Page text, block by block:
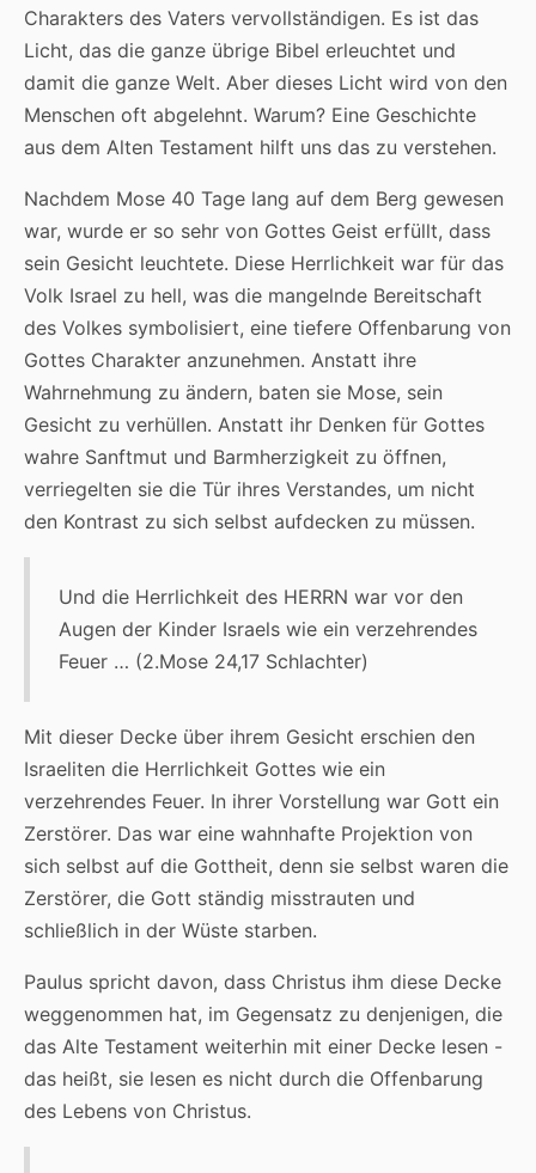
Charakters des Vaters vervollständigen. Es ist das
Licht, das die ganze übrige Bibel erleuchtet und
damit die ganze Welt. Aber dieses Licht wird von den
Menschen oft abgelehnt. Warum? Eine Geschichte
aus dem Alten Testament hilft uns das zu verstehen.
Nachdem Mose 40 Tage lang auf dem Berg gewesen
war, wurde er so sehr von Gottes Geist erfüllt, dass
sein Gesicht leuchtete. Diese Herrlichkeit war für das
Volk Israel zu hell, was die mangelnde Bereitschaft
des Volkes symbolisiert, eine tiefere Offenbarung von
Gottes Charakter anzunehmen. Anstatt ihre
Wahrnehmung zu ändern, baten sie Mose, sein
Gesicht zu verhüllen. Anstatt ihr Denken für Gottes
wahre Sanftmut und Barmherzigkeit zu öffnen,
verriegelten sie die Tür ihres Verstandes, um nicht
den Kontrast zu sich selbst aufdecken zu müssen.
Und die Herrlichkeit des HERRN war vor den
Augen der Kinder Israels wie ein verzehrendes
Feuer … (2.Mose 24,17 Schlachter)
Mit dieser Decke über ihrem Gesicht erschien den
Israeliten die Herrlichkeit Gottes wie ein
verzehrendes Feuer. In ihrer Vorstellung war Gott ein
Zerstörer. Das war eine wahnhafte Projektion von
sich selbst auf die Gottheit, denn sie selbst waren die
Zerstörer, die Gott ständig misstrauten und
schließlich in der Wüste starben.
Paulus spricht davon, dass Christus ihm diese Decke
weggenommen hat, im Gegensatz zu denjenigen, die
das Alte Testament weiterhin mit einer Decke lesen -
das heißt, sie lesen es nicht durch die Offenbarung
des Lebens von Christus.